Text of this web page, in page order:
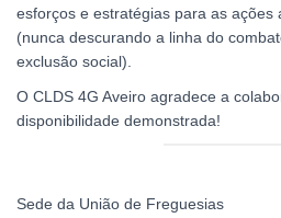
esforços e estratégias para as ações
(nunca descurando a linha do
exclusão social).
O CLDS 4G Aveiro agradece a
disponibilidade demonstrada!
Sede da União de Freguesias